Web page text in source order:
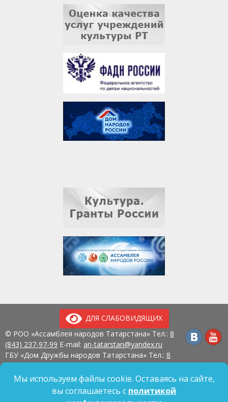
ДЛЯ СЛАБОВИДЯЩИХ
© РОО «Ассамблея народов Татарстана» Тел.: 8
(843) 237-97-99 E-mail: an-tatarstan@yandex.ru
ГБУ «Дом Дружбы народов Татарстана» Тел.: 8
420107, г. Казань, ул. Павлюхина, д. 57
Мы используем файлы cookie. Оставаясь на сайте,
вы соглашаетесь с политикой